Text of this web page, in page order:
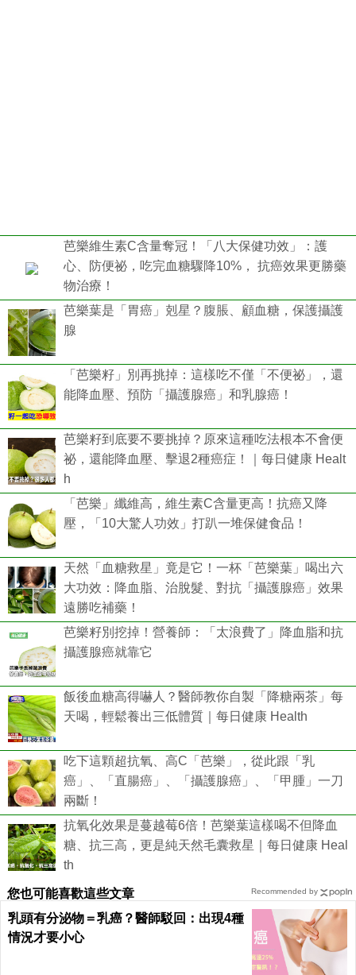
芭樂維生素C含量奪冠！「八大保健功效」：護
心、防便祕，吃完血糖驟降10%， 抗癌效果更勝藥
物治療！
芭樂葉是「胃癌」剋星？腹脹、顧血糖，保護攝護
腺
「芭樂籽」別再挑掉：這樣吃不僅「不便祕」，還
能降血壓、預防「攝護腺癌」和乳腺癌！
芭樂籽到底要不要挑掉？原來這種吃法根本不會便
祕，還能降血壓、擊退2種癌症！｜每日健康 Healt
h
「芭樂」纖維高，維生素C含量更高！抗癌又降
壓，「10大驚人功效」打趴一堆保健食品！
天然「血糖救星」竟是它！一杯「芭樂葉」喝出六
大功效：降血脂、治脫髮、對抗「攝護腺癌」效果
遠勝吃補藥！
芭樂籽別挖掉！營養師：「太浪費了」降血脂和抗
攝護腺癌就靠它
飯後血糖高得嚇人？醫師教你自製「降糖兩茶」每
天喝，輕鬆養出三低體質｜每日健康 Health
吃下這顆超抗氧、高C「芭樂」，從此跟「乳
癌」、「直腸癌」、「攝護腺癌」、「甲腫」一刀
兩斷！
抗氧化效果是蔓越莓6倍！芭樂葉這樣喝不但降血
糖、抗三高，更是純天然毛囊救星｜每日健康 Heal
th
您也可能喜歡這些文章
乳頭有分泌物＝乳癌？醫師駁回：出現4種
情況才要小心
Recommended by